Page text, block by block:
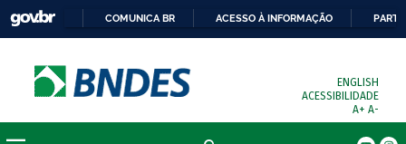
COMUNICA BR ACESSO À INFORMAÇÃO
ENGLISH
ACESSIBILIDADE
A+ A-